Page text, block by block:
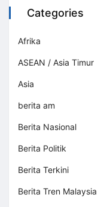
Categories
Afrika
ASEAN / Asia Timur
Asia
berita am
Berita Nasional
Berita Politik
Berita Terkini
Berita Tren Malaysia